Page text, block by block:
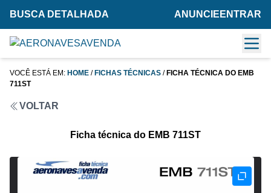
BUSCA DETALHADA ANUNCIE ENTRAR
VOCÊ ESTÁ EM: HOME / FICHAS TÉCNICAS / FICHA TÉCNICA DO EMB
711ST
VOLTAR
Ficha técnica do EMB 711ST